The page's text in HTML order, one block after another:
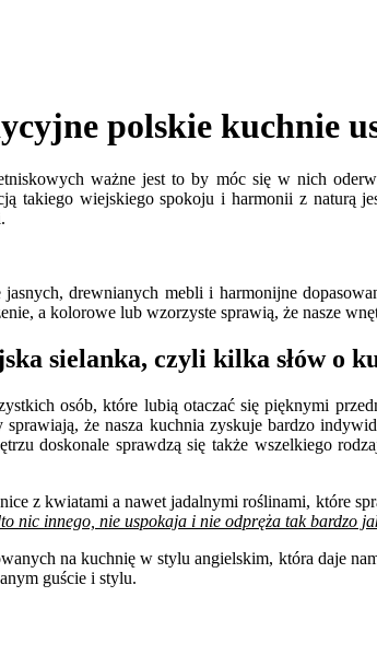
polskie kuchnie
ważne jest to by móc się w nich
takiego wiejskiego spokoju i harmonii z naturą
drewnianych mebli i harmonijne
a kolorowe lub wzorzyste sprawią, że nasze
sielanka, czyli kilka słów o
osób, które lubią otaczać się pięknymi
że nasza kuchnia zyskuje bardzo
doskonale sprawdzą się także wszelkiego
z kwiatami a nawet jadalnymi roślinami, które
nic innego, nie uspokaja i nie odpręża tak bardzo
na kuchnię w stylu angielskim, która daje
guście i stylu.